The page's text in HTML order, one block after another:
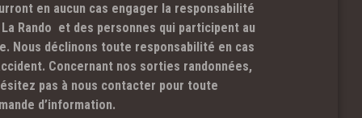
en aucun cas engager la responsabilité
Rando et des personnes qui participent au
Nous déclinons toute responsabilité en cas
Concernant nos sorties randonnées,
pas à nous contacter pour toute
d’information.